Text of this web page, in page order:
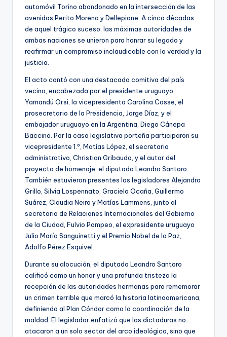
automóvil Torino abandonado en la intersección de las
avenidas Perito Moreno y Dellepiane. A cinco décadas
de aquel trágico suceso, las máximas autoridades de
ambas naciones se unieron para honrar su legado y
reafirmar un compromiso inclaudicable con la verdad y la
justicia.
El acto contó con una destacada comitiva del país
vecino, encabezada por el presidente uruguayo,
Yamandú Orsi, la vicepresidenta Carolina Cosse, el
prosecretario de la Presidencia, Jorge Díaz, y el
embajador uruguayo en la Argentina, Diego Cánepa
Baccino. Por la casa legislativa porteña participaron su
vicepresidente 1.°, Matías López, el secretario
administrativo, Christian Gribaudo, y el autor del
proyecto de homenaje, el diputado Leandro Santoro.
También estuvieron presentes los legisladores Alejandro
Grillo, Silvia Lospennato, Graciela Ocaña, Guillermo
Suárez, Claudia Neira y Matías Lammens, junto al
secretario de Relaciones Internacionales del Gobierno
de la Ciudad, Fulvio Pompeo, el expresidente uruguayo
Julio María Sanguinetti y el Premio Nobel de la Paz,
Adolfo Pérez Esquivel.
Durante su alocución, el diputado Leandro Santoro
calificó como un honor y una profunda tristeza la
recepción de las autoridades hermanas para rememorar
un crimen terrible que marcó la historia latinoamericana,
definiendo al Plan Cóndor como la coordinación de la
maldad. El legislador enfatizó que las dictaduras no
atacaron a un solo sector del arco ideológico, sino que